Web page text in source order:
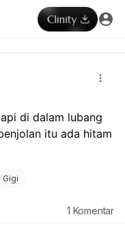
di dalam lubang
itu ada hitam
Gigi
1 Komentar